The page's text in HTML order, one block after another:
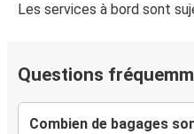
Les services à bord sont
Questions
Combien de bagages